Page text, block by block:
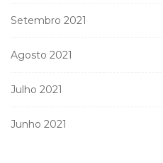
Setembro 2021
Agosto 2021
Julho 2021
Junho 2021